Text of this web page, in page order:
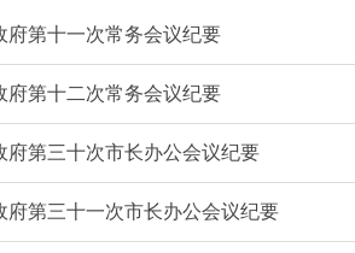
府第十一次常务会议纪要
府第十二次常务会议纪要
府第三十次市长办公会议纪要
府第三十一次市长办公会议纪要